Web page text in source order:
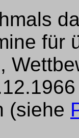
für
(siehe